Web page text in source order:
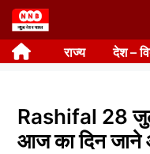
Skip
to
content राज्य देश –
Rashifal 28
आज का दिन